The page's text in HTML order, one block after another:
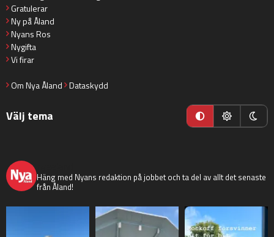
Gratulerar
Ny på Åland
Nyans Ros
Nygifta
Vi firar
Om Nya Åland Dataskydd
Välj tema
Häng med Nyans redaktion på jobbet och ta del av allt det senaste
från Åland!